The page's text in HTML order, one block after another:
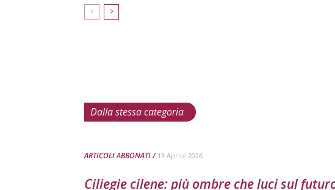
Dalla stessa categoria
ARTICOLI ABBONATI 13 Aprile 2026
Ciliegie cilene: più ombre che luci sul